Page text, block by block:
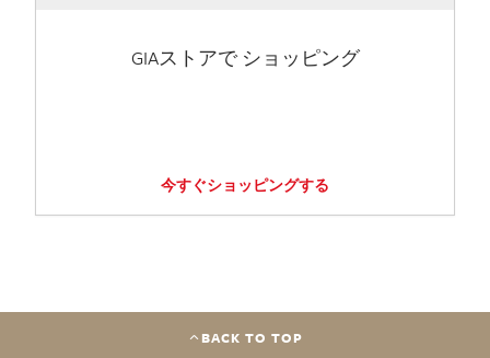
GIAストアで ショッピング
今すぐショッピングする
BACK TO TOP